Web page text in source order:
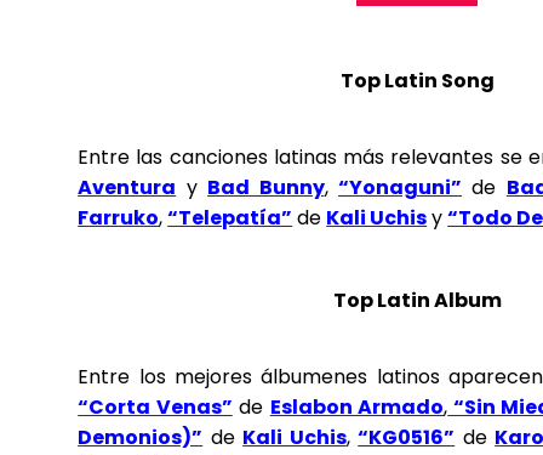
Top Latin Song
Entre las canciones latinas más relevantes se
Aventura y Bad Bunny,“Yonaguni” de
Farruko,“Telepatía” de Kali Uchisy“Todo
Top Latin Album
Entre los mejores álbumenes latinos
“Corta Venas” de Eslabon Armado, “Sin
Demonios)” de Kali Uchis,“KG0516” de